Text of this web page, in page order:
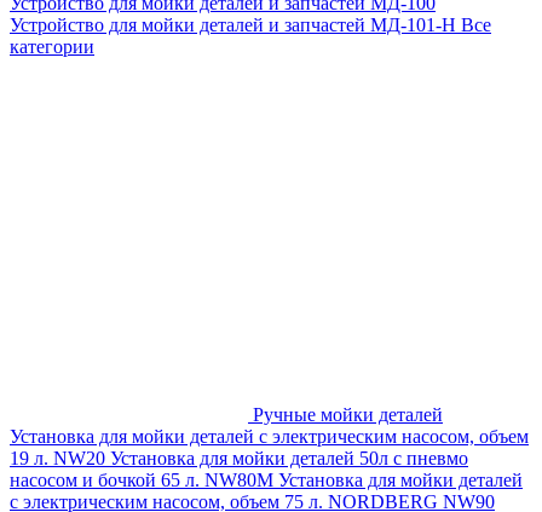
Устройство для мойки деталей и запчастей МД-101-Н Все
категории
Ручные мойки деталей
Установка для мойки деталей с электрическим насосом, объем
19 л. NW20 Установка для мойки деталей 50л с пневмо
насосом и бочкой 65 л. NW80M Установка для мойки деталей
с электрическим насосом, объем 75 л. NORDBERG NW90